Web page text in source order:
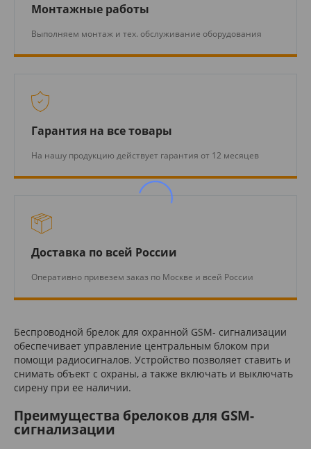
Монтажные работы
Выполняем монтаж и тех. обслуживание оборудования
Гарантия на все товары
На нашу продукцию действует гарантия от 12 месяцев
Доставка по всей России
Оперативно привезем заказ по Москве и всей России
Беспроводной брелок для охранной GSM- сигнализации
обеспечивает управление центральным блоком при
помощи радиосигналов. Устройство позволяет ставить и
снимать объект с охраны, а также включать и выключать
сирену при ее наличии.
Преимущества брелоков для GSM-
сигнализации